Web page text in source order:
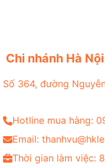
Chi nhánh Hà Nội
Số 364, đường
Hotline mua hàng:
Email:
Thời gian làm việc: